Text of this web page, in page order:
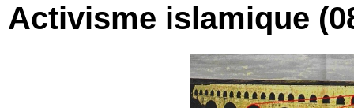
Activisme islamique